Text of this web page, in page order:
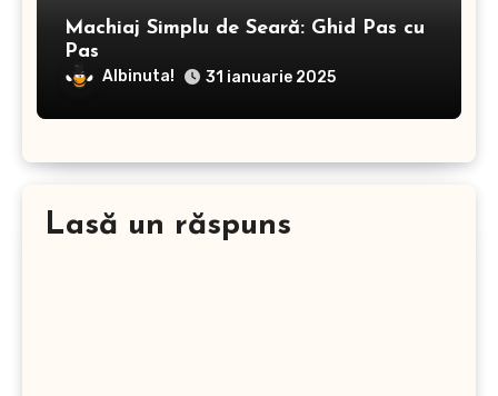
Machiaj Simplu de Seară: Ghid Pas cu
Pas
Albinuta! 31 ianuarie 2025
Lasă un răspuns